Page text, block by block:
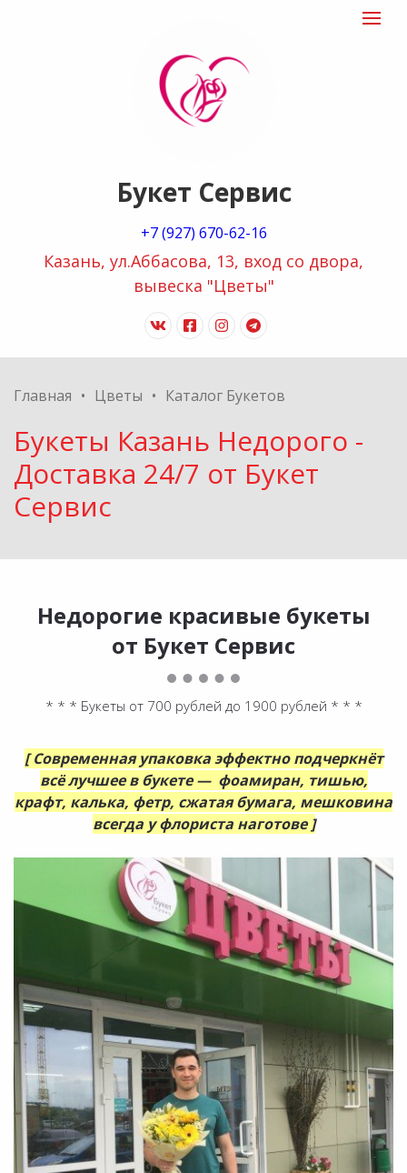
"Букет
сервис"
Букет Сервис
+7 (927) 670-62-16
Казань, ул.Аббасова, 13, вход со двора,
вывеска "Цветы"
vk
facebook-
instagram
telegram
Toggle
Главная Цветы Каталог Букетов
Букеты Казань Недорого -
Доставка 24/7 от Букет
Сервис
Недорогие красивые букеты
от Букет Сервис
* * * Букеты от 700 рублей до 1900 рублей * * *
[ Современная упаковка эффектно подчеркнёт
всё лучшее в букете — фоамиран, тишью,
крафт, калька, фетр, сжатая бумага, мешковина
всегда у флориста наготове ]